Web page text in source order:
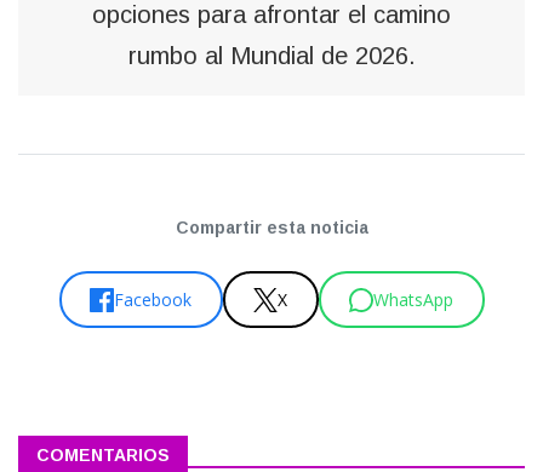
opciones para afrontar el camino
rumbo al Mundial de 2026.
Compartir esta noticia
Facebook X WhatsApp
COMENTARIOS